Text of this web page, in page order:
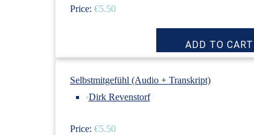
Price: €5.50
Selbstmitgefühl (Audio + Transkript)
›Dirk Revenstorf
Price: €5.50